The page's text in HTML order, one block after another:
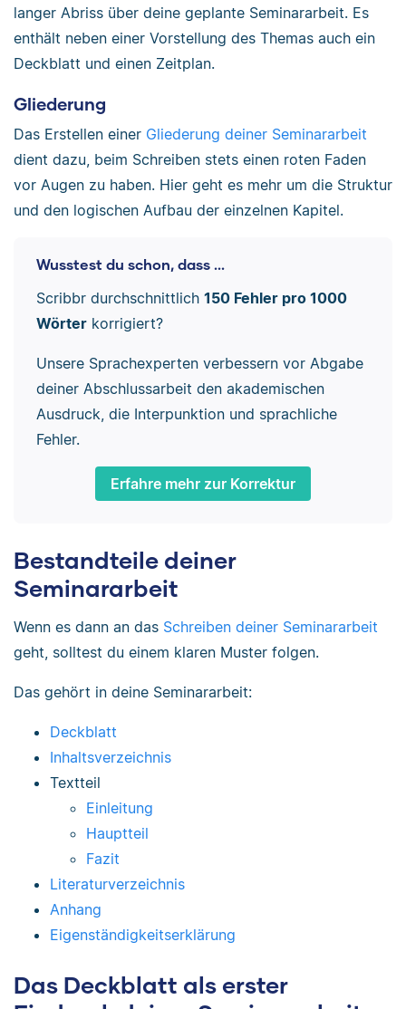
langer Abriss über deine geplante Seminararbeit. Es
enthält neben einer Vorstellung des Themas auch ein
Deckblatt und einen Zeitplan.
Gliederung
Das Erstellen einer Gliederung deiner Seminararbeit
dient dazu, beim Schreiben stets einen roten Faden
vor Augen zu haben. Hier geht es mehr um die Struktur
und den logischen Aufbau der einzelnen Kapitel.
Wusstest du schon, dass ...
Scribbr durchschnittlich 150 Fehler pro 1000
Wörterkorrigiert?
Unsere Sprachexperten verbessern vor Abgabe
deiner Abschlussarbeit den akademischen
Ausdruck, die Interpunktion und sprachliche
Fehler.
Erfahre mehr zur Korrektur
Bestandteile deiner
Seminararbeit
Wenn es dann an das Schreiben deiner Seminararbeit
geht, solltest du einem klaren Muster folgen.
Das gehört in deine Seminararbeit:
Deckblatt
Inhaltsverzeichnis
Textteil
Einleitung
Hauptteil
Fazit
Literaturverzeichnis
Anhang
Eigenständigkeitserklärung
Das Deckblatt als erster